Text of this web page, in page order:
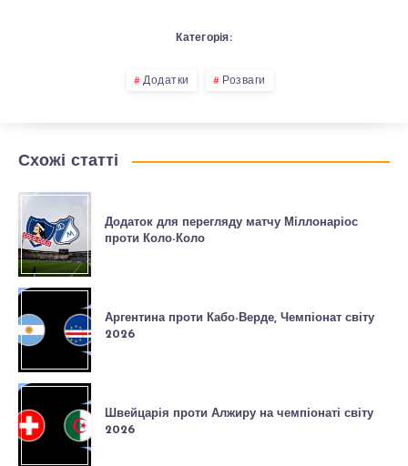
Категорія:
Додатки Розваги
Схожі статті
Додаток для перегляду матчу Міллонаріос
проти Коло-Коло
Аргентина проти Кабо-Верде, Чемпіонат світу
2026
Швейцарія проти Алжиру на чемпіонаті світу
2026